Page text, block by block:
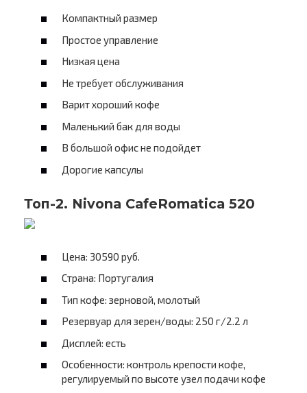
Компактный размер
Простое управление
Низкая цена
Не требует обслуживания
Варит хороший кофе
Маленький бак для воды
В большой офис не подойдет
Дорогие капсулы
Топ-2. Nivona CafeRomatica 520
Цена: 30590 руб.
Страна: Португалия
Тип кофе: зерновой, молотый
Резервуар для зерен/воды: 250 г/2.2 л
Дисплей: есть
Особенности: контроль крепости кофе,
регулируемый по высоте узел подачи кофе